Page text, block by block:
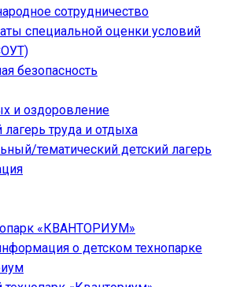
сотрудничество
специальной оценки условий
безопасность
и оздоровление
лагерь труда и отдыха
тематический детский лагерь
«КВАНТОРИУМ»
о детском технопарке